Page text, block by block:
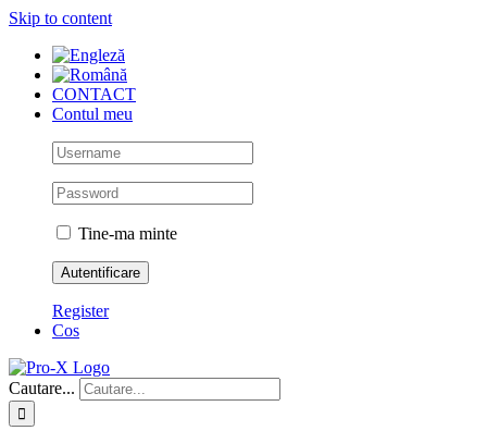
Skip to content
CONTACT
Contul meu
Tine-ma minte
Register
Cos
Cautare...